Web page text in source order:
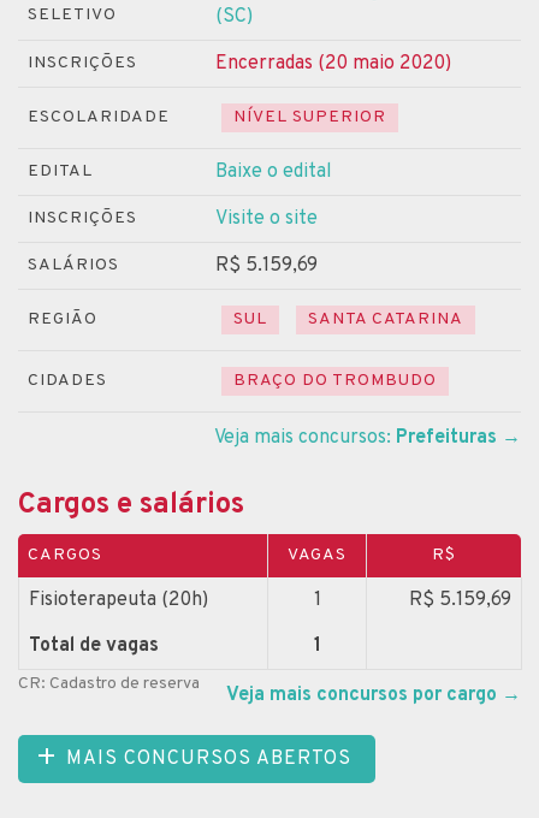
SELETIVO
(SC)
INSCRIÇÕES Encerradas (20 maio 2020)
ESCOLARIDADE NÍVEL SUPERIOR
EDITAL Baixe o edital
INSCRIÇÕES Visite o site
SALÁRIOS R$ 5.159,69
REGIÃO SUL SANTA CATARINA
CIDADES BRAÇO DO TROMBUDO
Veja mais concursos: Prefeituras →
Cargos e salários
CARGOS VAGAS R$
Fisioterapeuta (20h) 1
R$ 5.159,69
Total de vagas
1
CR: Cadastro de reserva Veja mais concursos por cargo →
MAIS CONCURSOS ABERTOS